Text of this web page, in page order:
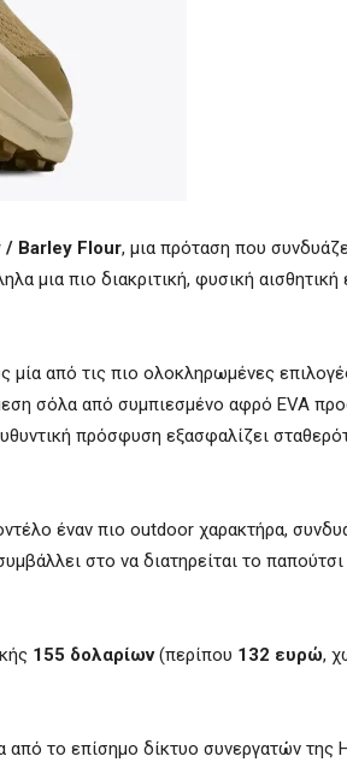
/ Barley Flour, μια πρόταση που
μια πιο διακριτική, φυσική
από τις πιο ολοκληρωμένες
σόλα από συμπιεσμένο αφρό EVA
πρόσφυση εξασφαλίζει
έναν πιο outdoor χαρακτήρα,
στο να διατηρείται το
155 δολαρίων(περίπου 132 ευρώ,
το επίσημο δίκτυο συνεργατών της